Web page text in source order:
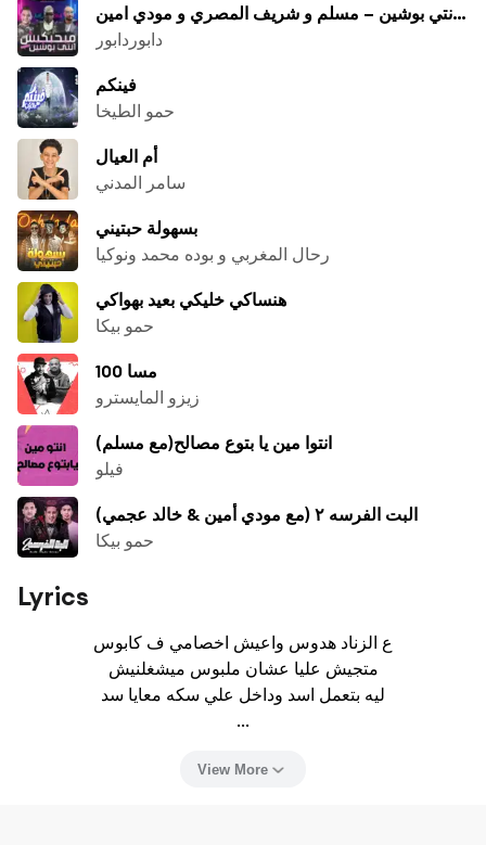
مهرجان مبحبكيش دا انتي بوشين – مسلم و شريف المصري و مودي امين
دابوردابور
فينكم
حمو الطيخا
أم العيال
سامر المدني
بسهولة حبتيني
رحال المغربي و بوده محمد ونوكيا
هنساكي خليكي بعيد بهواكي
حمو بيكا
100 مسا
زيزو المايسترو
انتوا مين يا بتوع مصالح(مع مسلم)
فيلو
البت الفرسه ٢ (مع مودي أمين & خالد عجمي)
حمو بيكا
Lyrics
ع الزناد هدوس واعيش اخصامي ف كابوس
متجيش عليا عشان ملبوس ميشغلنيش
ليه بتعمل اسد وداخل علي سكه معايا سد
...
View More